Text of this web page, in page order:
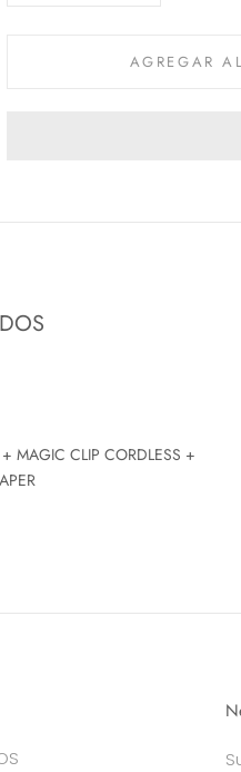
AGREGAR
+ MAGIC CLIP CORDLESS +